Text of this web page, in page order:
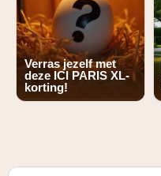
Verras jezelf met
deze ICI PARIS XL-
korting!